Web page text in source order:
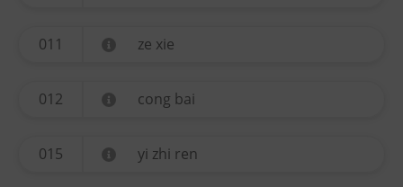
011 ze xie
012 cong bai
015 yi zhi ren